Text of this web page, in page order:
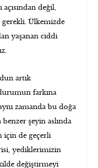
açısından değil,
gerekli. Ülkemizde
yaşanan ciddi
artık
farkına
zamanda bu doğa
benzer şeyin aslında
için de geçerli
yediklerimizin
değiştirmeyi